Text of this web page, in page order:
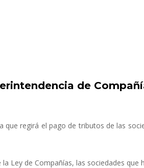
de
que regirá el pago de tributos de las
Ley de Compañías, las sociedades que